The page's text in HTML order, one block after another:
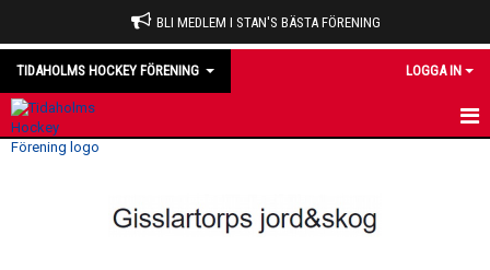
BLI MEDLEM I STAN'S BÄSTA FÖRENING
TIDAHOLMS HOCKEY FÖRENING LOGGA IN